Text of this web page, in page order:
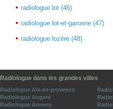
radiologue lot (46)
radiologue lot-et-garonne (47)
radiologue lozère (48)
Radiologue dans les grandes villes
Radiologue Aix-en-provence
Radiologue Angers
Radiologue Annecy